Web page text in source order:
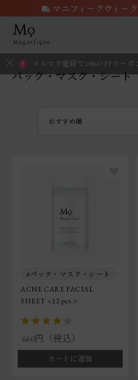
メルマガ登録で10%OFFクーポ
マニフィークウィー
パック・マスク・シート
おすすめ順
パック・マスク・シート
ACNE CARE FACIAL
SHEET <12 pcs.>
660円（税込）
カートに追加